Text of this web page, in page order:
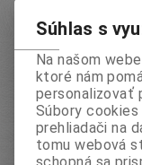
Kat.číslo
Súhlas s
Na našom
ktoré nám
personalizovať
Súbory
prehliadači na
tomu webová
schopná sa